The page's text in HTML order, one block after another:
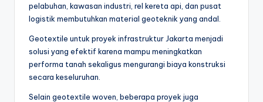
pelabuhan, kawasan industri, rel kereta api, dan pusat
logistik membutuhkan material geoteknik yang andal.
Geotextile untuk proyek infrastruktur Jakarta menjadi
solusi yang efektif karena mampu meningkatkan
performa tanah sekaligus mengurangi biaya konstruksi
secara keseluruhan.
Selain geotextile woven, beberapa proyek juga